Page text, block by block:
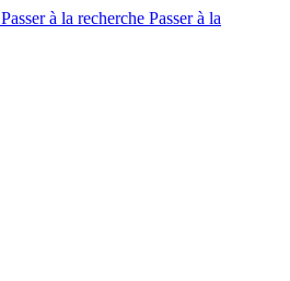
Passer à la recherche Passer à la